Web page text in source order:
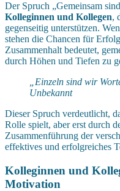
Der Spruch „Gemeinsam
Kolleginnen und Kollegen,
gegenseitig unterstützen.
stehen die Chancen für
Zusammenhalt bedeutet,
durch Höhen und Tiefen zu
„Einzeln sind wir
Unbekannt
Dieser Spruch verdeutlicht,
Rolle spielt, aber erst durch
Zusammenführung der
effektives und erfolgreiches
Kolleginnen und
Motivation